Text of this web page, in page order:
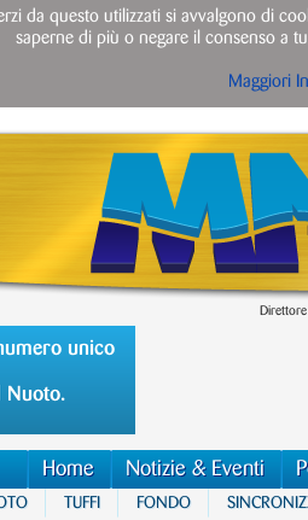
unico
Nuoto.
Home Notizie & Eventi
TUFFI FONDO
da questo utilizzati si avvalgono di
saperne di più o negare il consenso a
Maggiori